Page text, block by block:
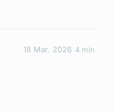
18 Mar. 2026 4 min